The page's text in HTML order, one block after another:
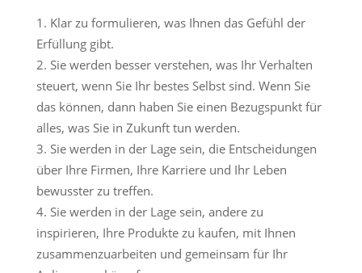
Klar zu formulieren, was Ihnen das Gefühl der
Erfüllung gibt.
Sie werden besser verstehen, was Ihr Verhalten
steuert, wenn Sie Ihr bestes Selbst sind. Wenn Sie
das können, dann haben Sie einen Bezugspunkt für
alles, was Sie in Zukunft tun werden.
Sie werden in der Lage sein, die Entscheidungen
über Ihre Firmen, Ihre Karriere und Ihr Leben
bewusster zu treffen.
Sie werden in der Lage sein, andere zu
inspirieren, Ihre Produkte zu kaufen, mit Ihnen
zusammenzuarbeiten und gemeinsam für Ihr